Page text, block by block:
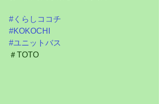
#くらしココチ
#KOKOCHI
#ユニットバス
＃TOTO